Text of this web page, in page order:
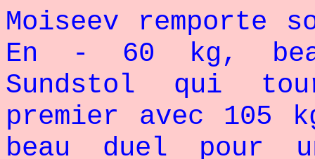
Moiseev
En - 60 kg,
Sundstol qui
premier avec 105
beau duel pour